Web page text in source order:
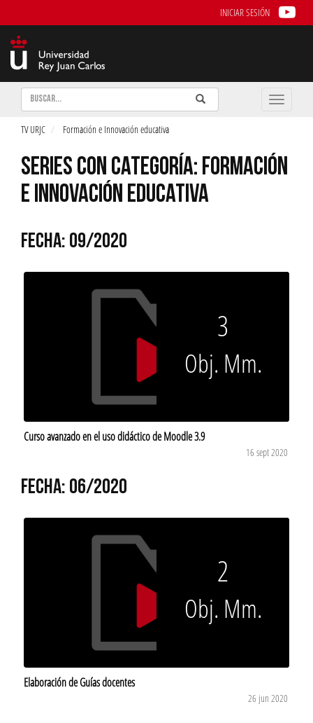
INICIAR SESIÓN
Buscar Enviar
Buscar
Toggle
TV URJC Formación e Innovación educativa
SERIES CON CATEGORÍA: FORMACIÓN
E INNOVACIÓN EDUCATIVA
FECHA: 09/2020
3
Obj. Mm.
Curso avanzado en el uso didáctico de Moodle 3.9
16 sept 2020
FECHA: 06/2020
2
Obj. Mm.
Elaboración de Guías docentes
26 jun 2020